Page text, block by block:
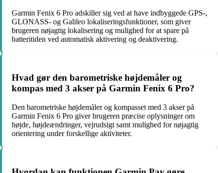
Garmin Fenix 6 Pro adskiller sig ved at have indbyggede GPS-,
GLONASS- og Galileo lokaliseringsfunktioner, som giver
brugeren nøjagtig lokalisering og mulighed for at spare på
batteritiden ved automatisk aktivering og deaktivering.
Hvad gør den barometriske højdemåler og
kompas med 3 akser på Garmin Fenix 6 Pro?
Den barometriske højdemåler og kompasset med 3 akser på
Garmin Fenix 6 Pro giver brugeren præcise oplysninger om
højde, højdeændringer, vejrudsigt samt mulighed for nøjagtig
orientering under forskellige aktiviteter.